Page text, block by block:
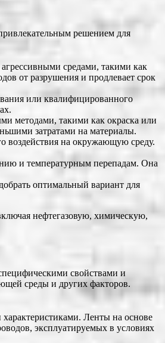
решением для
средами, такими как
от разрушения и продлевает срок
или квалифицированного
методами, такими как окраска или
затратами на материалы.
воздействия на окружающую среду.
и температурным перепадам. Она
оптимальный вариант для
нефтегазовую, химическую,
свойствами и
среды и других факторов.
Ленты на основе
эксплуатируемых в условиях